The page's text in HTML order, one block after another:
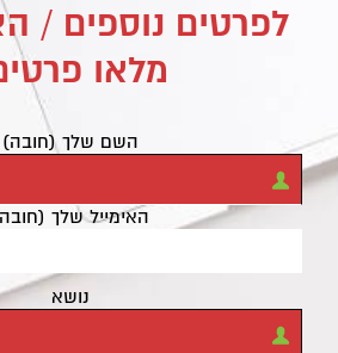
לפרטים נוספים /
מלאו
השם שלך (חובה)
האימייל שלך
נושא